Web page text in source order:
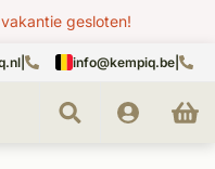
gesloten!
info@kempiq.be